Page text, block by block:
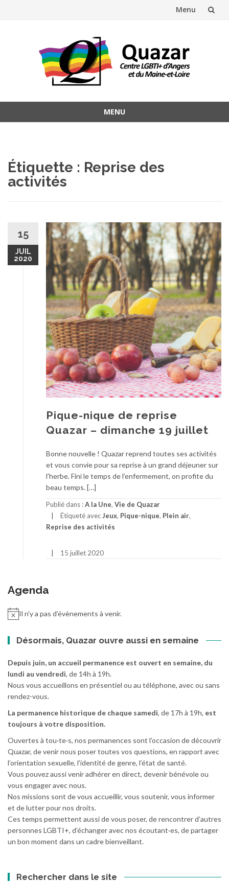
Menu
MENU
Étiquette : Reprise des
activités
15
JUIL
2020
Pique-nique de reprise
Quazar – dimanche 19 juillet
Bonne nouvelle ! Quazar reprend toutes ses activités
et vous convie pour sa reprise à un grand déjeuner sur
l’herbe. Fini le temps de l’enfermement, on profite du
beau temps. […]
Publié dans :A la Une, Vie de Quazar
Étiqueté avecJeux, Pique-nique, Plein air,
Reprise des activités
15 juillet 2020
Agenda
Il n’y a pas d’évènements à venir.
Désormais, Quazar ouvre aussi en semaine
Depuis juin, un accueil permanence est ouvert en semaine, du
lundi au vendredi, de 14h à 19h.
Nous vous accueillons en présentiel ou au téléphone, avec ou sans
rendez-vous.
La permanence historique de chaque samedi, de 17h à 19h, est
toujours à votre disposition.
Ouvertes à tou·te·s, nos permanences sont l’occasion de découvrir
Quazar, de venir nous poser toutes vos questions, en rapport avec
l’orientation sexuelle, l’identité de genre, l’état de santé.
Vous pouvez aussi venir adhérer en direct, devenir bénévole ou
vous engager avec nous.
Nos missions sont de vous accueillir, vous soutenir, vous informer
et de lutter pour nos droits.
Ces temps permettent aussi de vous poser, de rencontrer d’autres
personnes LGBTI+, d’échanger avec nos écoutant·es, de partager
un bon moment dans un cadre bienveillant.
Rechercher dans le site